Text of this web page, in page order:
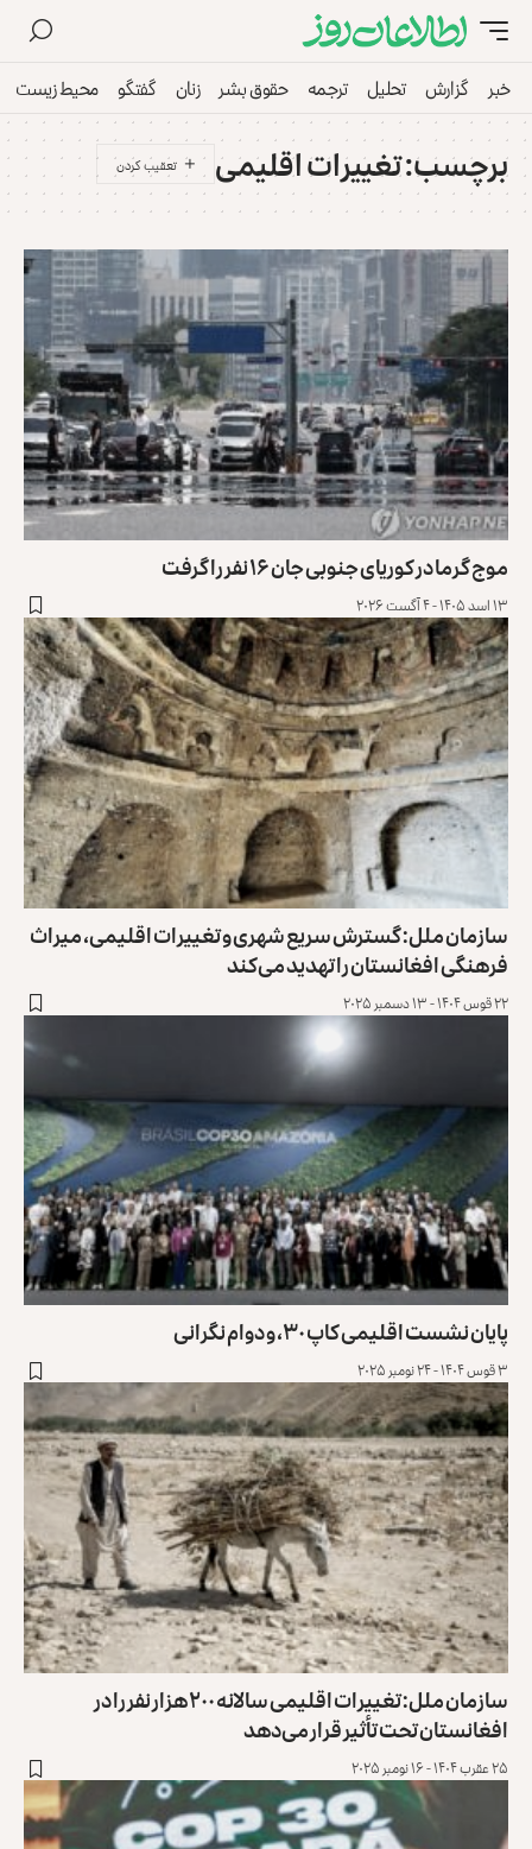
خبر گزارش تحلیل ترجمه حقوق بشر زنان گفتگو محیط زیست
برچسب:تغییرات اقلیمی
موج گرما در کوریای جنوبی جان ۱۶ نفر را گرفت
۱۳ اسد ۱۴۰۵ - ۴ آگست ۲۰۲۶
سازمان ملل: گسترش سریع شهری و تغییرات اقلیمی، میراث
فرهنگی افغانستان را تهدید می‌کند
۲۲ قوس ۱۴۰۴ - ۱۳ دسمبر ۲۰۲۵
پایان نشست اقلیمی کاپ ۳۰، و دوام نگرانی
۳ قوس ۱۴۰۴ - ۲۴ نومبر ۲۰۲۵
سازمان ملل: تغییرات اقلیمی سالانه ۲۰۰ هزار نفر را در
افغانستان تحت تأثیر قرار می‌دهد
۲۵ عقرب ۱۴۰۴ - ۱۶ نومبر ۲۰۲۵